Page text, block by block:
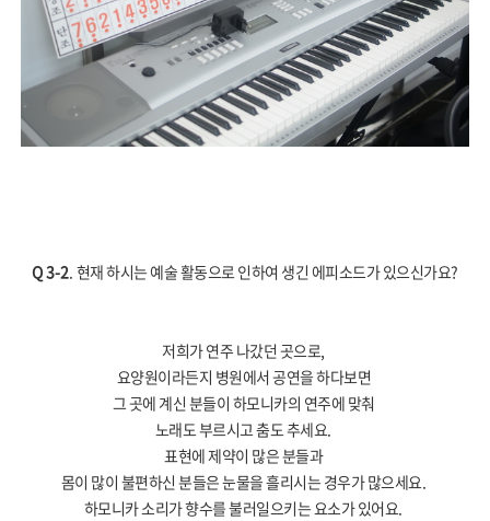
Q 3-2. 현재 하시는 예술 활동으로 인하여 생긴 에피소드가 있으신가요?
저희가 연주 나갔던 곳으로,
요양원이라든지 병원에서 공연을 하다보면
그 곳에 계신 분들이 하모니카의 연주에 맞춰
노래도 부르시고 춤도 추세요.
표현에 제약이 많은 분들과
몸이 많이 불편하신 분들은 눈물을 흘리시는 경우가 많으세요.
하모니카 소리가 향수를 불러일으키는 요소가 있어요.